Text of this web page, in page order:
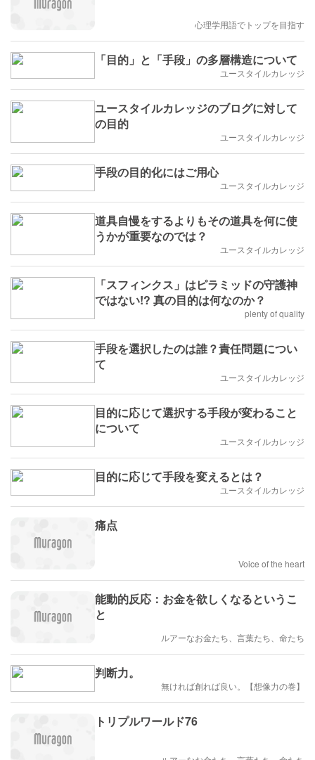
心理学用語でトップを目指す
「目的」と「手段」の多層構造について
ユースタイルカレッジ
ユースタイルカレッジのブログに対して
の目的
ユースタイルカレッジ
手段の目的化にはご用心
ユースタイルカレッジ
道具自慢をするよりもその道具を何に使
うかが重要なのでは？
ユースタイルカレッジ
「スフィンクス」はピラミッドの守護神
ではない!? 真の目的は何なのか？
plenty of quality
手段を選択したのは誰？責任問題につい
て
ユースタイルカレッジ
目的に応じて選択する手段が変わること
について
ユースタイルカレッジ
目的に応じて手段を変えるとは？
ユースタイルカレッジ
痛点
Voice of the heart
能動的反応：お金を欲しくなるというこ
と
ルアーなお金たち、言葉たち、命たち
判断力。
無ければ創れば良い。【想像力の巻】
トリプルワールド76